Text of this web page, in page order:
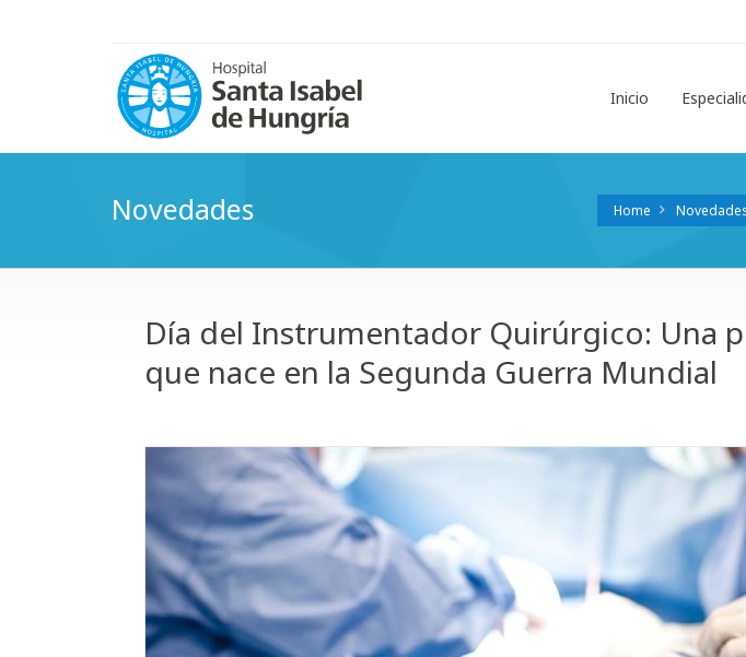
Inicio
Novedades Home
Día del Instrumentador Quirúrgico: Una
que nace en la Segunda Guerra Mundial